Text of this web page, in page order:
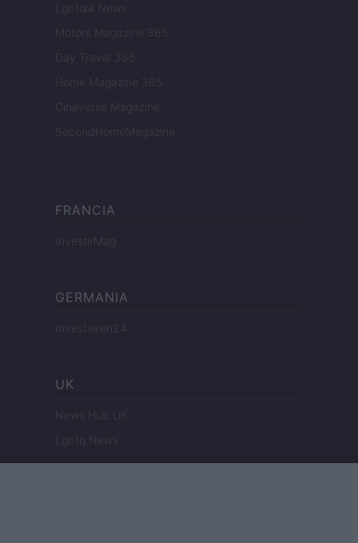
Lgbtqia News
Motors Magazine 365
Day Travel 365
Home Magazine 365
Cineverse Magazine
SecondHomeMagazine
FRANCIA
InvestirMag
GERMANIA
Investieren24
UK
News Hub UK
Lgbtq News